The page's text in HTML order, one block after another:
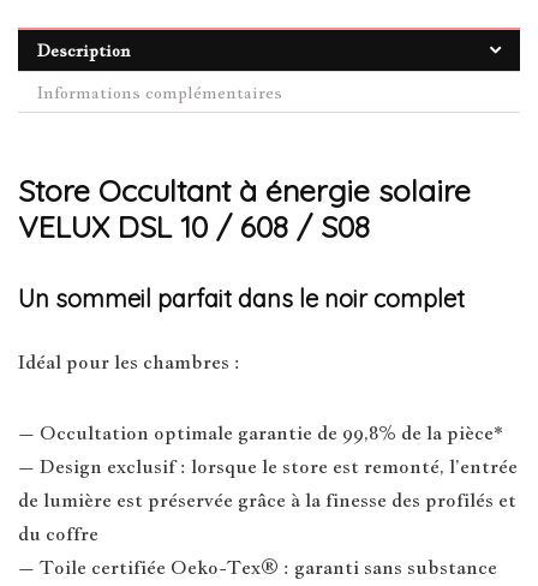
Description
Informations complémentaires
Store Occultant à énergie solaire
VELUX DSL 10 / 608 / S08
Un sommeil parfait dans le noir complet
Idéal pour les chambres :
– Occultation optimale garantie de 99,8% de la pièce*
– Design exclusif : lorsque le store est remonté, l’entrée
de lumière est préservée grâce à la finesse des profilés et
du coffre
– Toile certifiée Oeko-Tex® : garanti sans substance